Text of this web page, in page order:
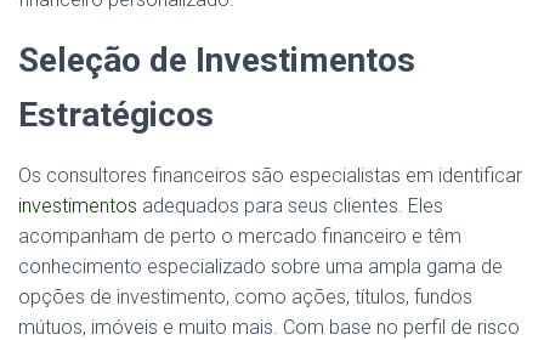
Seleção de Investimentos
Estratégicos
Os consultores financeiros são especialistas em identificar
investimentos adequados para seus clientes. Eles
acompanham de perto o mercado financeiro e têm
conhecimento especializado sobre uma ampla gama de
opções de investimento, como ações, títulos, fundos
mútuos, imóveis e muito mais. Com base no perfil de risco